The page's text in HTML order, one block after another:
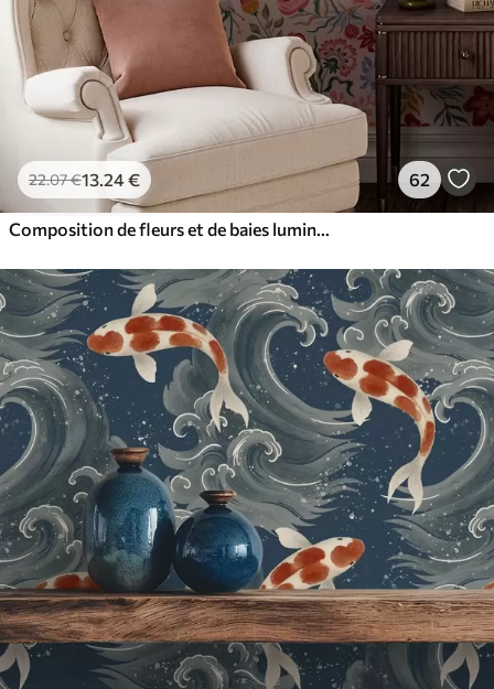
22.07€13.24€ 62
Composition de fleurs et de baies lumineuses avec des perroquets